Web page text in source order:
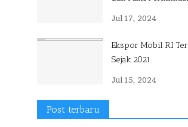
Jul 17, 2024
Ekspor Mobil RI
Sejak 2021
Jul 15, 2024
Post terbaru